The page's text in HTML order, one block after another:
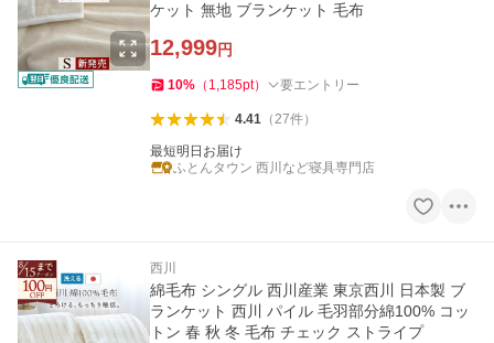
ケット 無地 ブランケット 毛布
12,999円
10% （ 1,185pt） 要エントリー
4.41（27件）
最短明日お届け
ふとんタウン 西川など寝具専門店
西川
綿毛布 シングル 西川産業 東京西川 日本製 ブ
ランケット 西川 パイル 毛羽部分綿100% コッ
トン 春 秋 冬 毛布 チェック ストライプ